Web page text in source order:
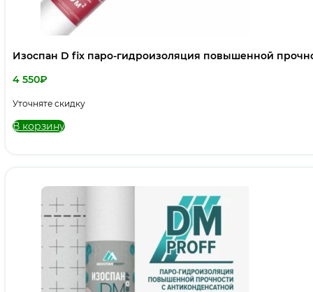
Изоспан D fix паро-гидроизоляция повышенной
4 550₽
Уточняте скидку
В корзину